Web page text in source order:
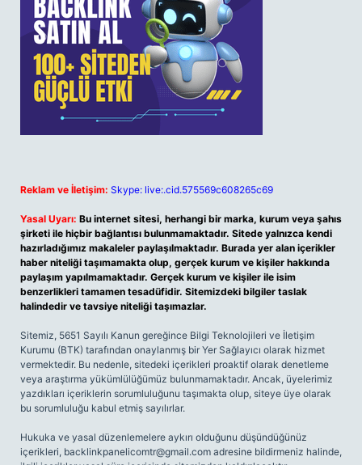
Reklam ve İletişim: Skype: live:.cid.575569c608265c69
Yasal Uyarı: Bu internet sitesi, herhangi bir marka, kurum veya şahıs
şirketi ile hiçbir bağlantısı bulunmamaktadır. Sitede yalnızca kendi
hazırladığımız makaleler paylaşılmaktadır. Burada yer alan içerikler
haber niteliği taşımamakta olup, gerçek kurum ve kişiler hakkında
paylaşım yapılmamaktadır. Gerçek kurum ve kişiler ile isim
benzerlikleri tamamen tesadüfidir. Sitemizdeki bilgiler taslak
halindedir ve tavsiye niteliği taşımazlar.
Sitemiz, 5651 Sayılı Kanun gereğince Bilgi Teknolojileri ve İletişim
Kurumu (BTK) tarafından onaylanmış bir Yer Sağlayıcı olarak hizmet
vermektedir. Bu nedenle, sitedeki içerikleri proaktif olarak denetleme
veya araştırma yükümlülüğümüz bulunmamaktadır. Ancak, üyelerimiz
yazdıkları içeriklerin sorumluluğunu taşımakta olup, siteye üye olarak
bu sorumluluğu kabul etmiş sayılırlar.
Hukuka ve yasal düzenlemelere aykırı olduğunu düşündüğünüz
içerikleri, backlinkpanelicomtr@gmail.com adresine bildirmeniz halinde,